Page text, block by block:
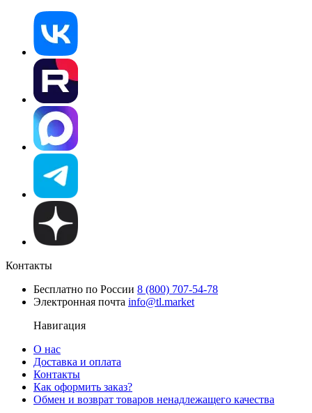
Контакты
Бесплатно по России 8 (800) 707-54-78
Электронная почта info@tl.market
Навигация
О нас
Доставка и оплата
Контакты
Как оформить заказ?
Обмен и возврат товаров ненадлежащего качества